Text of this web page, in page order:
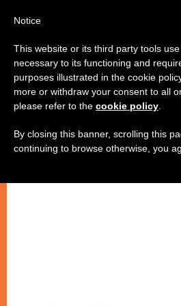
Notice
This website or its third party tools
necessary to its functioning and
purposes illustrated in the cookie
more or withdraw your consent to all
please refer to the cookie policy
By closing this banner, scrolling this
continuing to browse otherwise, you